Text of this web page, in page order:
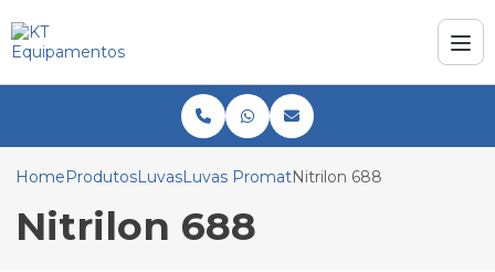
HomeProdutosLuvasLuvas PromatNitrilon 688
Nitrilon 688